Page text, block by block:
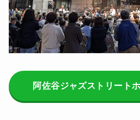
阿佐谷ジャズストリート